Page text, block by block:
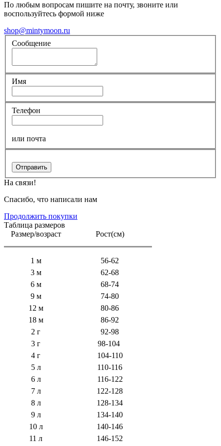
По любым вопросам пишите на почту, звоните или
воспользуйтесь формой ниже
shop@mintymoon.ru
Сообщение
Имя
Телефон
или почта
Отправить
На связи!
Спасибо, что написали нам
Продолжить покупки
Таблица размеров
Размер/возраст
Рост(см)
1 м
56-62
3 м
62-68
6 м
68-74
9 м
74-80
12 м
80-86
18 м
86-92
2 г
92-98
3 г
98-104
4 г
104-110
5 л
110-116
6 л
116-122
7 л
122-128
8 л
128-134
9 л
134-140
10 л
140-146
11 л
146-152